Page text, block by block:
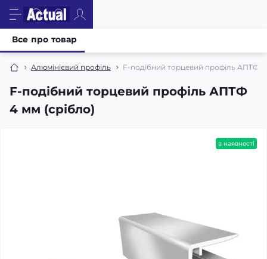
Алюмінієвий профіль F-подібний торцевий профіль АПТФ 4
F-подібний торцевий профіль АПТФ
4 мм (срібло)
Все про товар
в наявності